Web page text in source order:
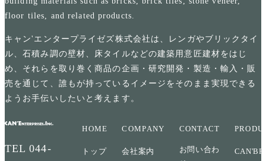
floor tiles, and related products.
キャン'エンタープライゼズ株式会社は、レンガやブリックタイ
ル、石積み調の壁材、床タイルなどの建築用意匠建材をはじ
め、それらを取り巻く商品の企画・研究開発・製造・輸入・販
売を通じて、誰もが持っているイメージをそのまま実現できる
ようお手伝いしたいと考えます。
TEL044-
HOME
トップ
COMPANY
会社案内
CONTACT
お問い合わ